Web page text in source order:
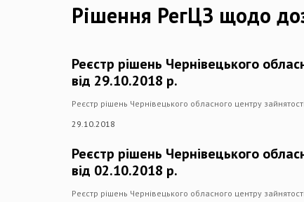
Рішення РегЦЗ щодо
Реєстр рішень Чернівецького
від 29.10.2018 р.
Реєстр рішень Чернівецького обласного центру
29.10.2018
Реєстр рішень Чернівецького
від 02.10.2018 р.
Реєстр рішень Чернівецького обласного центру